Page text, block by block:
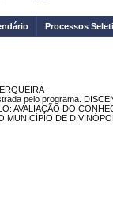
Processos
pelo programa.
AVALIAÇÃO DO
MUNICÍPIO DE